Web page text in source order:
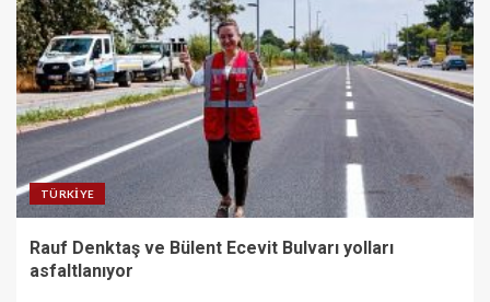
TÜRKIYE
Rauf Denktaş ve Bülent Ecevit Bulvarı yolları
asfaltlanıyor